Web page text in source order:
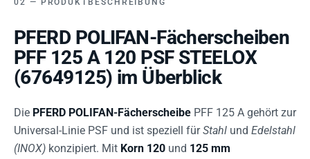
PRODUKTBESCHREIBUNG
PFERD POLIFAN-Fächerscheiben
PFF 125 A 120 PSF STEELOX
(67649125) im Überblick
Die PFERD POLIFAN-Fächerscheibe PFF 125 A gehört zur
Universal-Linie PSF und ist speziell fürStahl und Edelstahl
(INOX) konzipiert. Mit Korn 120 und 125 mm